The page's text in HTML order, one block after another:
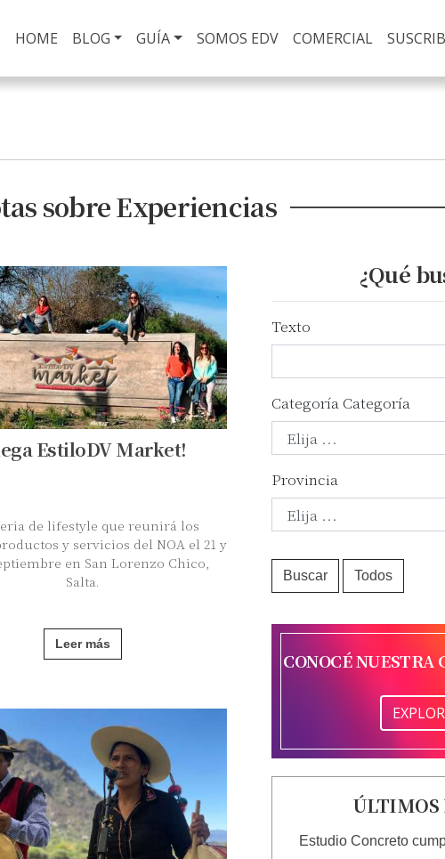
HOME (current)
BLOG GUÍA SOMOS EDV COMERCIAL
sobre Experiencias
EstiloDV Market!
de lifestyle que reunirá los
y servicios del NOA el 21 y
en San Lorenzo Chico,
Salta.
Leer más
¿Qué
Texto
Categoría Categoría
Provincia
Buscar Todos
CONOCÉ NUESTRA
ÚLTIMOS
Estudio Concreto